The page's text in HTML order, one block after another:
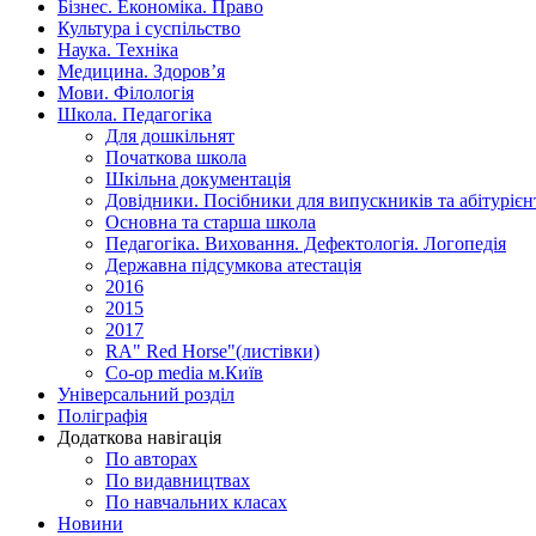
Бізнес. Економіка. Право
Культура і суспільство
Наука. Техніка
Медицина. Здоров’я
Мови. Філологія
Школа. Педагогіка
Для дошкільнят
Початкова школа
Шкільна документація
Довідники. Посібники для випускників та
Основна та старша школа
Педагогіка. Виховання. Дефектологія. Логопедія
Державна підсумкова атестація
2016
2015
2017
RA" Red Horse"(листівки)
Co-op media м.Київ
Універсальний розділ
Поліграфія
Додаткова навігація
По авторах
По видавництвах
По навчальних класах
Новини